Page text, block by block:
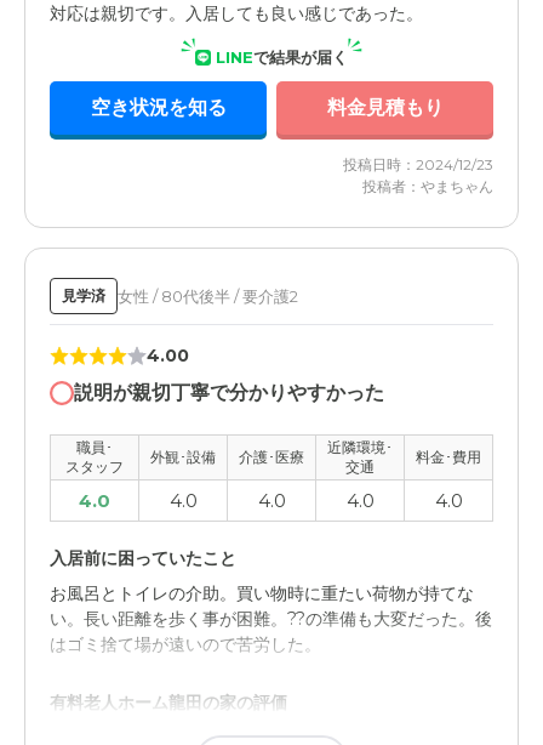
対応は親切です。入居しても良い感じであった。
LINEで結果が届く
空き状況を知る 料金見積もり
投稿日時：2024/12/23
投稿者：やまちゃん
見学済 女性 / 80代後半 / 要介護2
4.00
説明が親切丁寧で分かりやすかった
職員･
スタッフ
外観･設備 介護･医療
近隣環境･
交通
料金･費用
4.0 4.0 4.0 4.0 4.0
入居前に困っていたこと
お風呂とトイレの介助。買い物時に重たい荷物が持てな
い。長い距離を歩く事が困難。??の準備も大変だった。後
はゴミ捨て場が遠いので苦労した。
有料老人ホーム龍田の家の評価
職員の対応や他の入居者の方も良い人ばかりだった。食事